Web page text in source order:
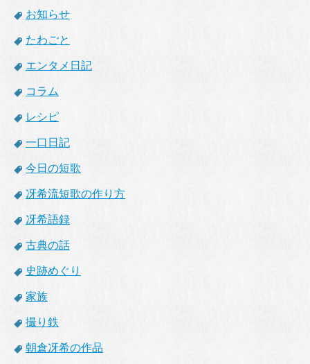
お知らせ
たわごと
エンタメ日記
コラム
レシピ
一口日記
今日の短歌
冴希流短歌の作り方
冴希語録
古典の話
史跡めぐり
家族
撮り鉄
朝倉冴希の作品